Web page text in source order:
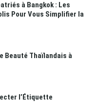
à Bangkok : Les
Pour Vous Simplifier la
Beauté Thaïlandais à
l’Étiquette